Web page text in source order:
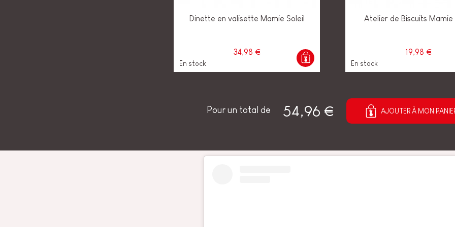
Dinette en valisette Mamie Soleil
34,98 €
En stock
Atelier de Biscuits Mamie
19,98 €
En stock
Pour un total de 54,96 € AJOUTER À MON